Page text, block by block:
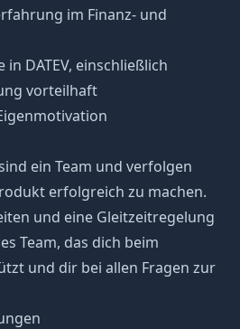
im Finanz- und
DATEV, einschließlich
vorteilhaft
ein Team und verfolgen
erfolgreich zu machen.
und eine Gleitzeitregelung
Team, das dich beim
und dir bei allen Fragen zur